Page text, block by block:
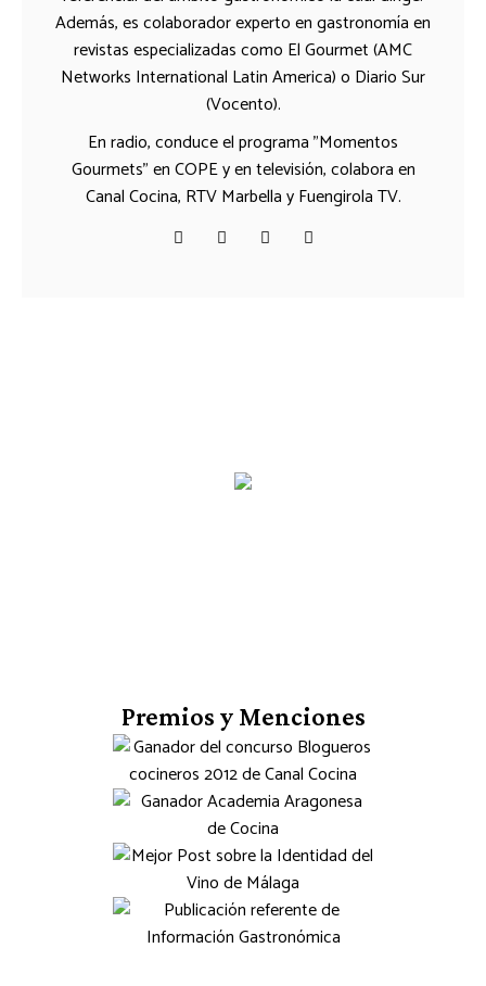
Además, es colaborador experto en gastronomía en
revistas especializadas como El Gourmet (AMC
Networks International Latin America) o Diario Sur
(Vocento).
En radio, conduce el programa "Momentos
Gourmets" en COPE y en televisión, colabora en
Canal Cocina, RTV Marbella y Fuengirola TV.
Premios y Menciones